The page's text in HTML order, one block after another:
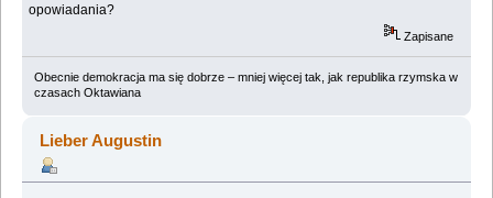
opowiadania?
Zapisane
Obecnie demokracja ma się dobrze – mniej więcej tak, jak republika rzymska w
czasach Oktawiana
Lieber Augustin